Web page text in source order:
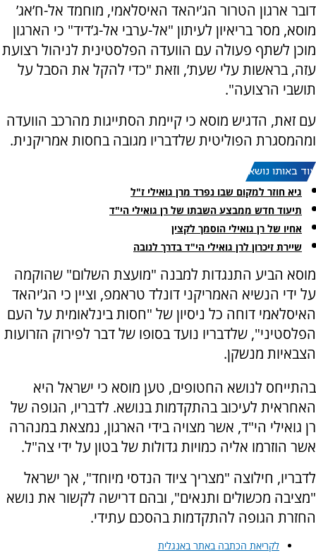
דובר ארגון הטרור הג’יהאד האיסלאמי, מוחמד אל-ח’אג’
מוסא, מסר בריאיון לעיתון "אל-ערבי אל-ג’דיד" כי הארגון
מוכן לשתף פעולה עם הוועדה הפלסטינית לניהול רצועת
עזה, בראשות עלי שעת’, וזאת "כדי להקל את הסבל על
תושבי הרצועה".
עם זאת, הדגיש מוסא כי קיימת הסתייגות מהרכב הוועדה
ומהמסגרת הפוליטית שלדבריו מגובה בחסות אמריקנית.
עוד באותו נושא:
גיא חוזר למקום שבו נפרד מרן גואילי ז"ל
תיעוד חדש ממבצע השבתו של רן גואילי הי"ד
אחיו של רן גואילי הוסמך לקצין
שיירת זיכרון לרן גואילי הי"ד בדרך לנובה
מוסא הביע התנגדות למבנה "מועצת השלום" שהוקמה
על ידי הנשיא האמריקני דונלד טראמפ, וציין כי הג’יהאד
האיסלאמי דוחה כל ניסיון של "חסות בינלאומית על העם
הפלסטיני", שלדבריו נועד בסופו של דבר לפירוק הזרועות
הצבאיות מנשקן.
בהתייחס לנושא החטופים, טען מוסא כי ישראל היא
האחראית לעיכוב בהתקדמות בנושא. לדבריו, הגופה של
רן גואילי הי"ד, אשר מצויה בידי הארגון, נמצאת במנהרה
אשר הוזרמו אליה כמויות גדולות של בטון על ידי צה"ל.
לדבריו, חילוצה "מצריך ציוד הנדסי מיוחד", אך ישראל
"מציבה מכשולים ותנאים", ובהם דרישה לקשור את נושא
החזרת הגופה להתקדמות בהסכם עתידי.
לקריאת הכתבה באתר באנגלית